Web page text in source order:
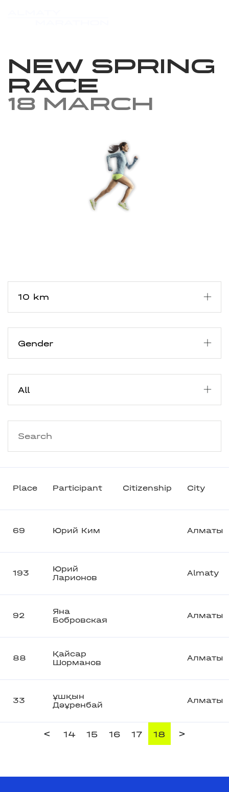
New Spring
Race
18 March
Place Participant Citizenship City
69 Юрий Ким Алматы
193
Юрий
Ларионов
Almaty
92
Яна
Бобровская
Алматы
88
Қайсар
Шорманов
Алматы
33
ұшқын
Дәұренбай
Алматы
< 14 15 16 17 18 >